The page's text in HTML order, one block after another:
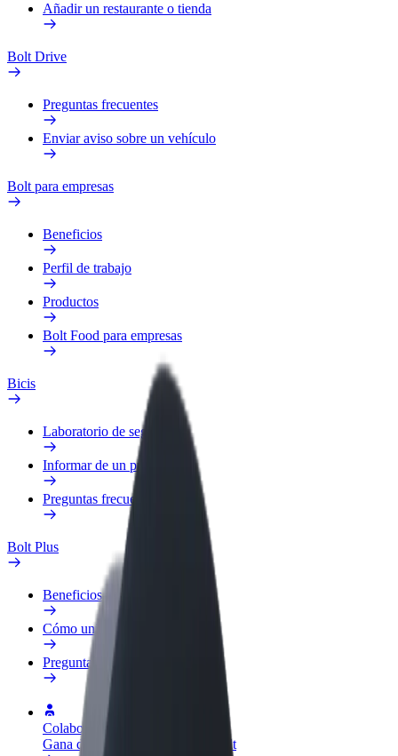
Añadir un restaurante o tienda
Bolt Drive
Preguntas frecuentes
Enviar aviso sobre un vehículo
Bolt para empresas
Beneficios
Perfil de trabajo
Productos
Bolt Food para empresas
Bicis
Laboratorio de seguridad
Informar de un problema
Preguntas frecuentes
Bolt Plus
Beneficios
Cómo unirse
Preguntas frecuentes
Colaborar como conductor
Gana dinero colaborando con Bolt